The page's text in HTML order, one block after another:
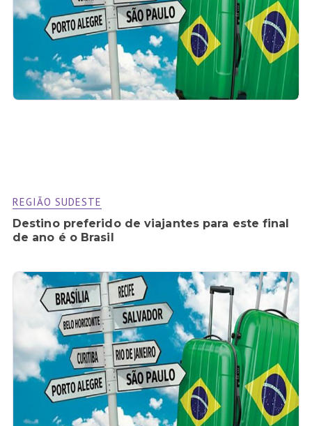
REGIÃO SUDESTE
Destino preferido de viajantes para este final
de ano é o Brasil